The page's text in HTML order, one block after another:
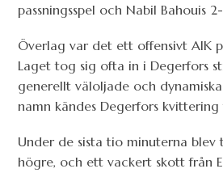
passningsspel och Nabil Bahouis
Överlag var det ett offensivt AIK
Laget tog sig ofta in i Degerfors
generellt väloljade och
namn kändes Degerfors
Under de sista tio minuterna blev
högre, och ett vackert skott från